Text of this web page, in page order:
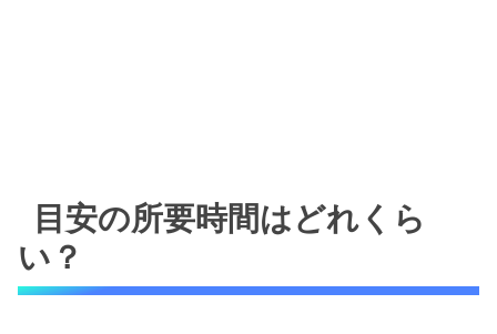
目安の所要時間はどれくら
い？